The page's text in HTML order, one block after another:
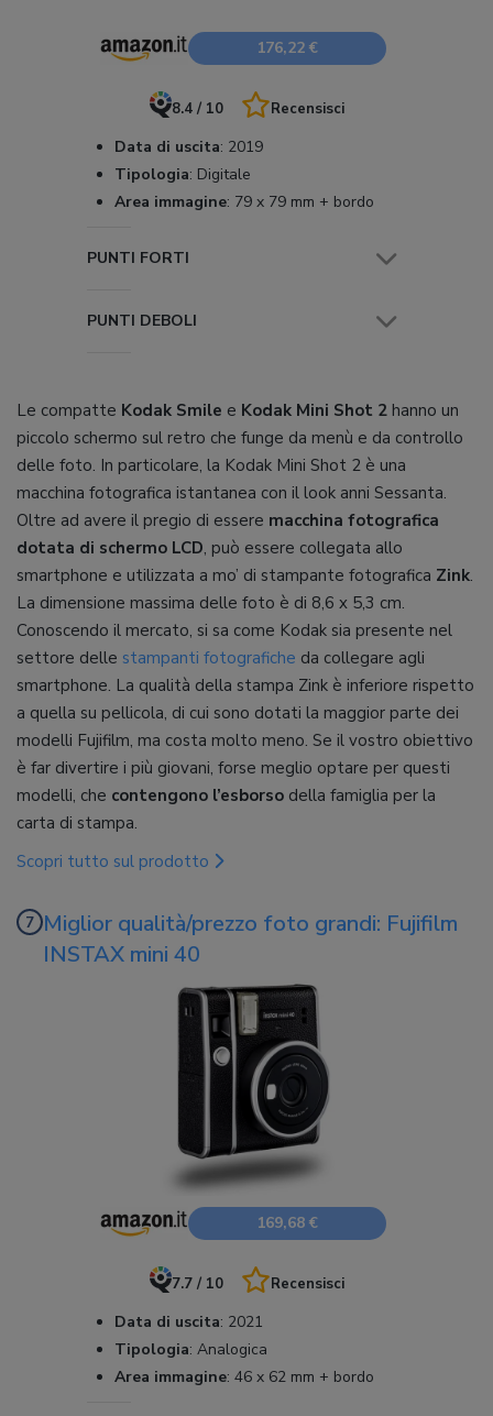
176,22 €
8.4 / 10 Recensisci
Data di uscita: 2019
Tipologia: Digitale
Area immagine: 79 x 79 mm + bordo
PUNTI FORTI
PUNTI DEBOLI
Le compatte Kodak Smile e Kodak Mini Shot 2 hanno un
piccolo schermo sul retro che funge da menù e da controllo
delle foto. In particolare, la Kodak Mini Shot 2 è una
macchina fotografica istantanea con il look anni Sessanta.
Oltre ad avere il pregio di essere macchina fotografica
dotata di schermo LCD, può essere collegata allo
smartphone e utilizzata a mo’ di stampante fotografica Zink.
La dimensione massima delle foto è di 8,6 x 5,3 cm.
Conoscendo il mercato, si sa come Kodak sia presente nel
settore delle stampanti fotografiche da collegare agli
smartphone. La qualità della stampa Zink è inferiore rispetto
a quella su pellicola, di cui sono dotati la maggior parte dei
modelli Fujifilm, ma costa molto meno. Se il vostro obiettivo
è far divertire i più giovani, forse meglio optare per questi
modelli, che contengono l’esborso della famiglia per la
carta di stampa.
Scopri tutto sul prodotto
Miglior qualità/prezzo foto grandi: Fujifilm
INSTAX mini 40
169,68 €
7.7 / 10 Recensisci
Data di uscita: 2021
Tipologia: Analogica
Area immagine: 46 x 62 mm + bordo